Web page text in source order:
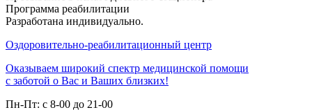
Программа реабилитации
Разработана индивидуально.
Оздоровительно-реабилитационный центр
Оказываем широкий спектр медицинской помощи
с заботой о Вас и Ваших близких!
Пн-Пт: с 8-00 до 21-00